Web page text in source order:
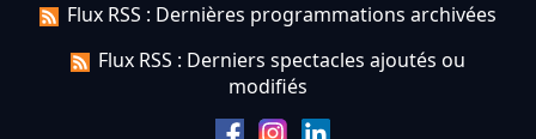
Flux RSS : Dernières programmations archivées
Flux RSS : Derniers spectacles ajoutés ou
modifiés